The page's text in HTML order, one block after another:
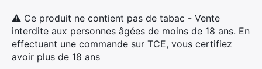
⚠ Ce produit ne contient pas de tabac - Vente
interdite aux personnes âgées de moins de 18 ans. En
effectuant une commande sur TCE, vous certifiez
avoir plus de 18 ans
Rechercher
: